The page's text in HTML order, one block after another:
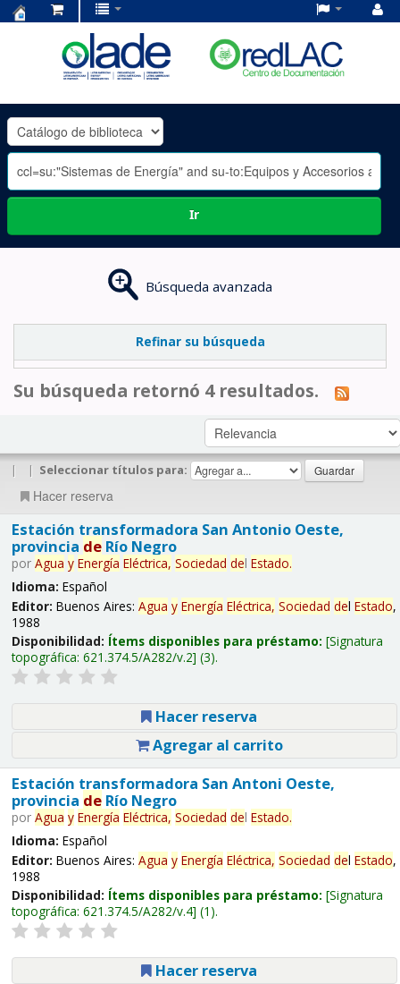
OLADE
-
Ir
Búsqueda avanzada
Refinar su búsqueda
Su búsqueda retornó 4 resultados.
| | Seleccionar títulos para:
Hacer reserva
Estación transformadora San Antonio Oeste,
provincia deRío Negro
por Agua y Energía Eléctrica, Sociedad del Estado.
Idioma: Español
Editor: Buenos Aires: Agua y Energía Eléctrica, Sociedad del Estado,
1988
Disponibilidad: Ítems disponibles para préstamo: Signatura
topográfica: 621.374.5/A282/v.2 (3).
Hacer reserva
Agregar al carrito
Estación transformadora San Antoni Oeste,
provincia deRío Negro
por Agua y Energía Eléctrica, Sociedad del Estado.
Idioma: Español
Editor: Buenos Aires: Agua y Energía Eléctrica, Sociedad del Estado,
1988
Disponibilidad: Ítems disponibles para préstamo: Signatura
topográfica: 621.374.5/A282/v.4 (1).
Hacer reserva